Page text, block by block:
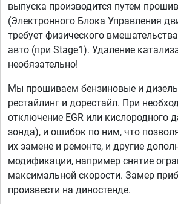
выпуска производится путем
(Электронного Блока Управления
требует физического
авто (при Stage1). Удаление
необязательно!
Мы прошиваем бензиновые и
рестайлинг и дорестайл. При
отключение EGR или кислородного
зонда), и ошибок по ним, что
их замене и ремонте, и другие
модификации, например снятие
максимальной скорости. Замер
произвести на диностенде.